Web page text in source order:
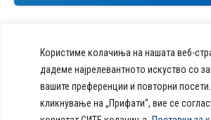
Користиме колачиња на нашата веб-
дадеме најрелевантното искуство со
вашите преференции и повторни
кликнување на „Прифати“, вие се
callcenter@acibademsistina.mk
+ 389 2 30 99 500